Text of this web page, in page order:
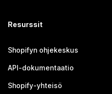
Resurssit
Shopifyn ohjekeskus
API-dokumentaatio
Shopify-yhteisö